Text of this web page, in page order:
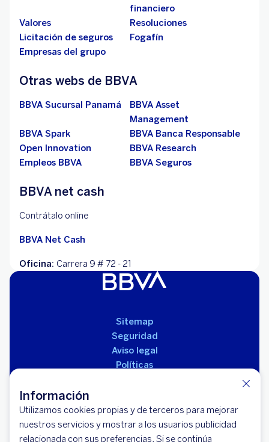
Información
Utilizamos cookies propias y de terceros para mejorar
nuestros servicios y mostrar a los usuarios publicidad
relacionada con sus preferencias. Si se continúa
financiero
Valores
Resoluciones
Licitación de seguros
Fogafín
Empresas del grupo
Otras webs de BBVA
BBVA Sucursal Panamá
BBVA Asset
Management
BBVA Spark
BBVA Banca Responsable
Open Innovation
BBVA Research
Empleos BBVA
BBVA Seguros
BBVA net cash
Contrátalo online
BBVA Net Cash
Oficina: Carrera 9 # 72 - 21
Sitemap
Seguridad
Aviso legal
Políticas